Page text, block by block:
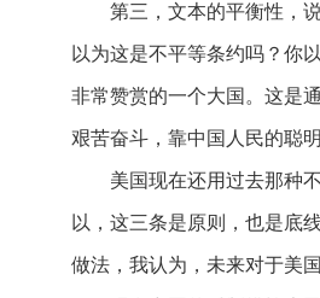
第三，文本的平衡性，说
以为这是不平等条约吗？你
非常赞赏的一个大国。这是
艰苦奋斗，靠中国人民的聪
美国现在还用过去那种不
以，这三条是原则，也是底
做法，我认为，未来对于美